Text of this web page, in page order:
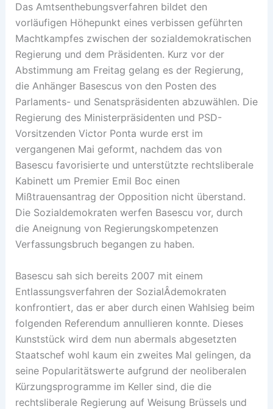
Das Amtsenthebungsverfahren bildet den
vorläufigen Höhepunkt eines verbissen geführten
Machtkampfes zwischen der sozialdemokratischen
Regierung und dem Präsidenten. Kurz vor der
Abstimmung am Freitag gelang es der Regierung,
die Anhänger Basescus von den Posten des
Parlaments- und Senatspräsidenten abzuwählen. Die
Regierung des Ministerpräsidenten und PSD-
Vorsitzenden Victor Ponta wurde erst im
vergangenen Mai geformt, nachdem das von
Basescu favorisierte und unterstützte rechtsliberale
Kabinett um Premier Emil Boc einen
Mißtrauensantrag der Opposition nicht überstand.
Die Sozialdemokraten werfen Basescu vor, durch
die Aneignung von Regierungskompetenzen
Verfassungsbruch begangen zu haben.
Basescu sah sich bereits 2007 mit einem
Entlassungsverfahren der SozialÂ­demokraten
konfrontiert, das er aber durch einen Wahlsieg beim
folgenden Referendum annullieren konnte. Dieses
Kunststück wird dem nun abermals abgesetzten
Staatschef wohl kaum ein zweites Mal gelingen, da
seine Popularitätswerte aufgrund der neoliberalen
Kürzungsprogramme im Keller sind, die die
rechtsliberale Regierung auf Weisung Brüssels und